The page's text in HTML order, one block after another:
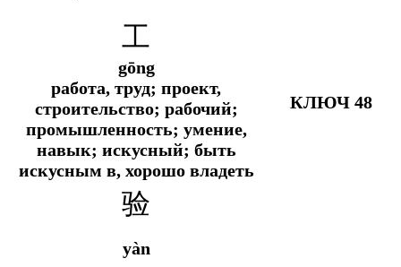
工
gōng
работа, труд; проект,
строительство; рабочий;
промышленность; умение,
навык; искусный; быть
искусным в, хорошо владеть
КЛЮЧ 48
验
yàn